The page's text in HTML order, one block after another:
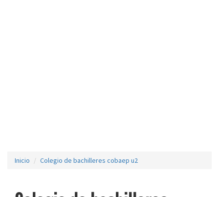
Inicio Colegio de bachilleres cobaep u2